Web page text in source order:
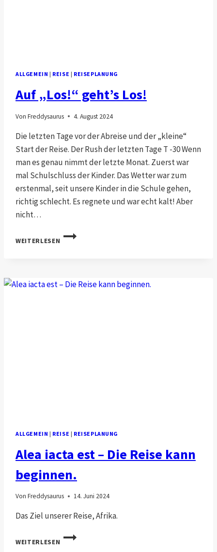
ALLGEMEIN | REISE | REISEPLANUNG
Auf „Los!“ geht’s Los!
Von Freddysaurus 4. August 2024
Die letzten Tage vor der Abreise und der „kleine“
Start der Reise. Der Rush der letzten Tage T -30 Wenn
man es genau nimmt der letzte Monat. Zuerst war
mal Schulschluss der Kinder. Das Wetter war zum
erstenmal, seit unsere Kinder in die Schule gehen,
richtig schlecht. Es regnete und war echt kalt! Aber
nicht…
WEITERLESEN
AUF
ALLGEMEIN | REISE | REISEPLANUNG
Alea iacta est – Die Reise kann
beginnen.
Von Freddysaurus 14. Juni 2024
Das Ziel unserer Reise, Afrika.
WEITERLESEN
ALEA